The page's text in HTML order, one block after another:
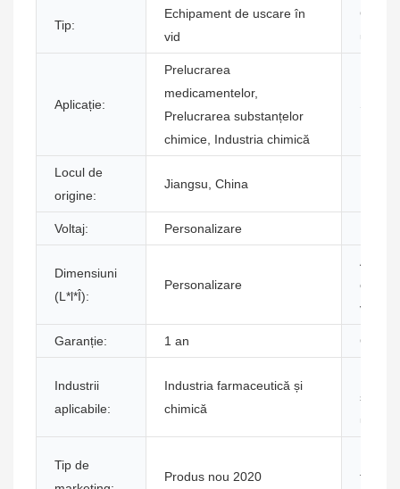
Tip:
Echipament de uscare în
vid
Aplicație:
Prelucrarea
medicamentelor,
Prelucrarea substanțelor
chimice, Industria chimică
Stare:
Locul de
origine:
Jiangsu, China
Voltaj: Personalizare
Dimensiuni
(L*l*Î):
Personalizare
cheie
Garanție: 1 an
Industrii
aplicabile:
Industria farmaceutică și
chimică
Tip de
Produs nou 2020